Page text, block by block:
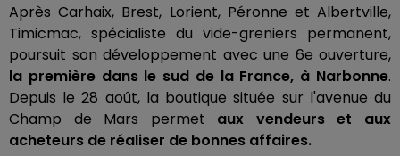
Après Carhaix, Brest, Lorient, Péronne et Albertville,
Timicmac, spécialiste du vide-greniers permanent,
poursuit son développement avec une 6e ouverture,
la première dans le sud de la France, à Narbonne.
Depuis le 28 août, la boutique située sur l'avenue du
Champ de Mars permet aux vendeurs et aux
acheteurs de réaliser de bonnes affaires.